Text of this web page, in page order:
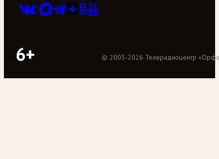
6+ © 2005-2026 Телерадиоцентр